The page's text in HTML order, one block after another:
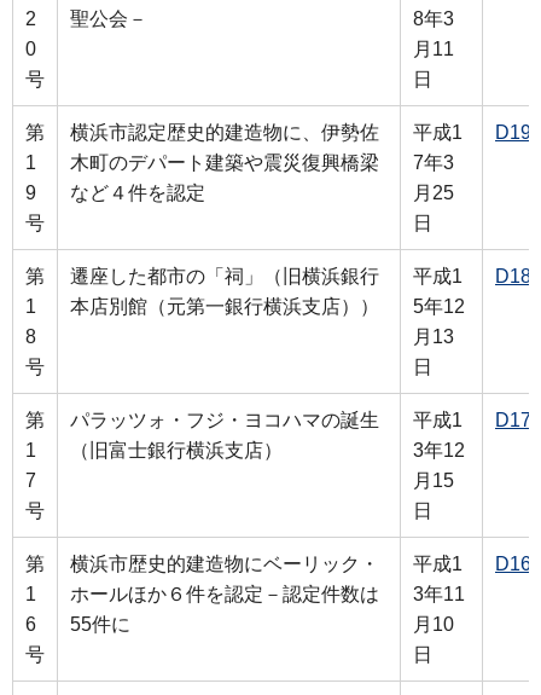
2
0
号
聖公会－
8年3
月11
日
第
1
9
号
横浜市認定歴史的建造物に、伊勢佐
木町のデパート建築や震災復興橋梁
など４件を認定
平成1
7年3
月25
日
D19
第
1
8
号
遷座した都市の「祠」（旧横浜銀行
本店別館（元第一銀行横浜支店））
平成1
5年12
月13
日
D18
第
1
7
号
パラッツォ・フジ・ヨコハマの誕生
（旧富士銀行横浜支店）
平成1
3年12
月15
日
D17
第
1
6
号
横浜市歴史的建造物にベーリック・
ホールほか６件を認定－認定件数は
55件に
平成1
3年11
月10
日
D16